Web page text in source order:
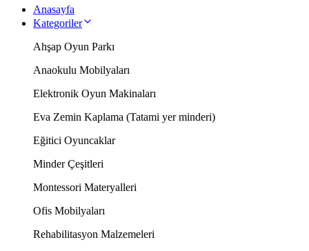
Anasayfa
Kategoriler
Ahşap Oyun Parkı
Anaokulu Mobilyaları
Elektronik Oyun Makinaları
Eva Zemin Kaplama (Tatami yer minderi)
Eğitici Oyuncaklar
Minder Çeşitleri
Montessori Materyalleri
Ofis Mobilyaları
Rehabilitasyon Malzemeleri